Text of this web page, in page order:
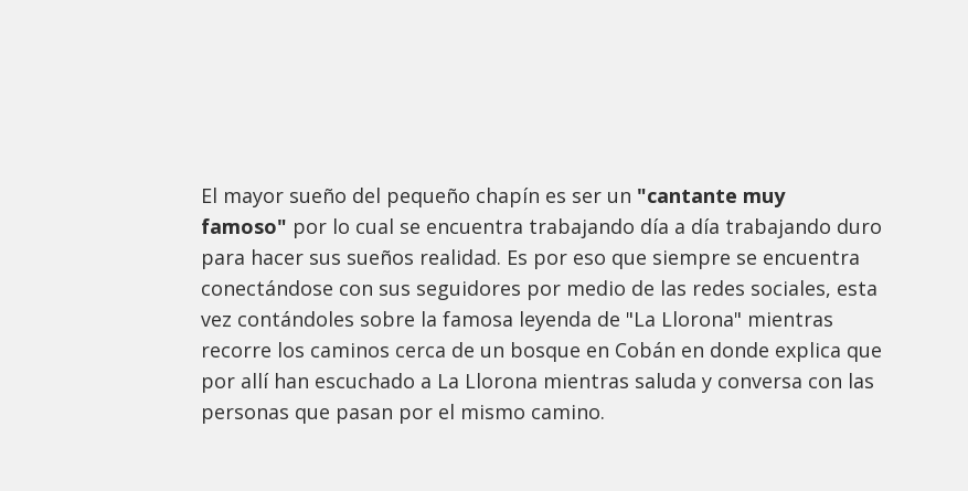
El mayor sueño del pequeño chapín es ser un "cantante muy
famoso" por lo cual se encuentra trabajando día a día trabajando duro
para hacer sus sueños realidad. Es por eso que siempre se encuentra
conectándose con sus seguidores por medio de las redes sociales, esta
vez contándoles sobre la famosa leyenda de "La Llorona" mientras
recorre los caminos cerca de un bosque en Cobán en donde explica que
por allí han escuchado a La Llorona mientras saluda y conversa con las
personas que pasan por el mismo camino.